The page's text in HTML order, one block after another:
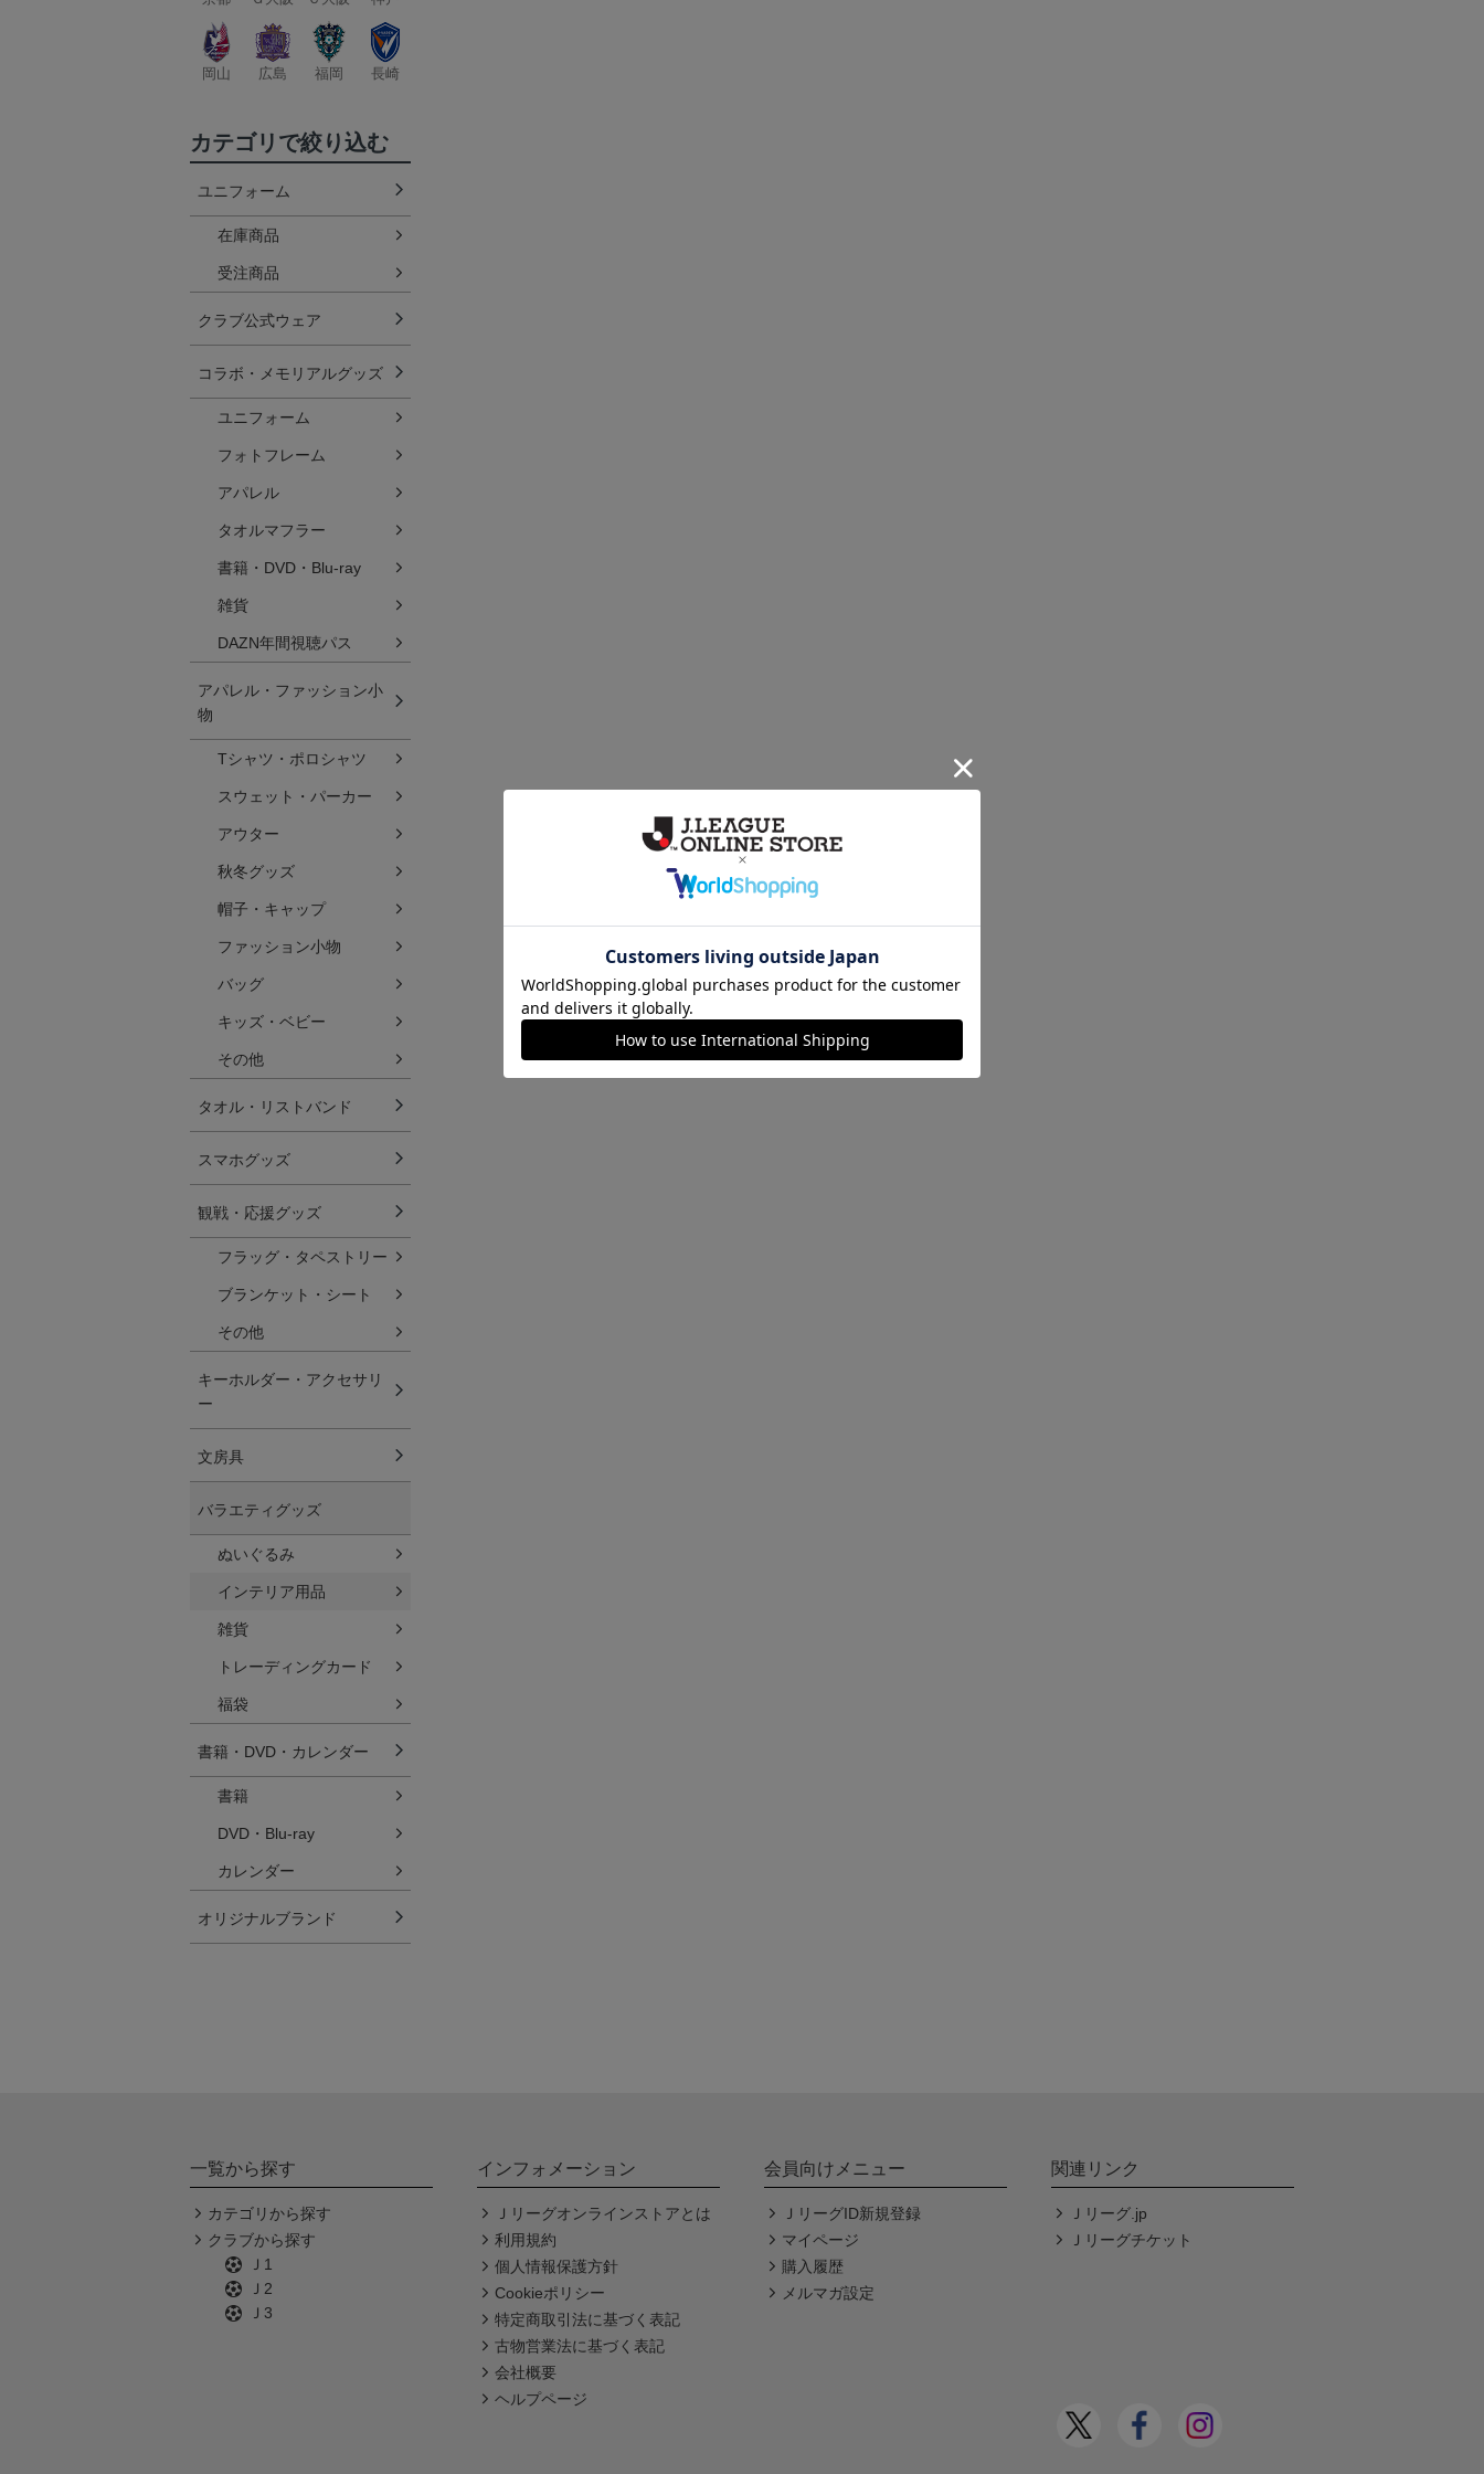
岡山 広島 福岡 長崎
カテゴリで絞り込む
ユニフォーム
在庫商品
受注商品
クラブ公式ウェア
コラボ・メモリアルグッズ
ユニフォーム
フォトフレーム
アパレル
タオルマフラー
書籍・DVD・Blu-ray
雑貨
DAZN年間視聴パス
アパレル・ファッション小
物
Tシャツ・ポロシャツ
スウェット・パーカー
アウター
秋冬グッズ
帽子・キャップ
ファッション小物
バッグ
キッズ・ベビー
その他
タオル・リストバンド
スマホグッズ
観戦・応援グッズ
フラッグ・タペストリー
ブランケット・シート
その他
キーホルダー・アクセサリ
ー
文房具
バラエティグッズ
ぬいぐるみ
インテリア用品
雑貨
トレーディングカード
福袋
書籍・DVD・カレンダー
書籍
DVD・Blu-ray
カレンダー
オリジナルブランド
一覧から探す
カテゴリから探す
クラブから探す
Ｊ1
Ｊ2
Ｊ3
インフォメーション
Ｊリーグオンラインストアとは
利用規約
個人情報保護方針
Cookieポリシー
特定商取引法に基づく表記
古物営業法に基づく表記
会社概要
ヘルプページ
会員向けメニュー
ＪリーグID新規登録
マイページ
購入履歴
メルマガ設定
関連リンク
Ｊリーグ.jp
Ｊリーグチケット